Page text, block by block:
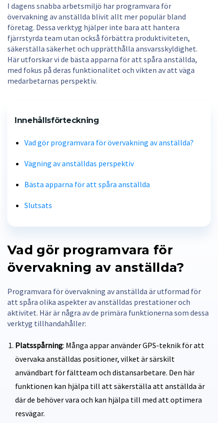
I dagens snabba arbetsmiljö har programvara för
övervakning av anställda blivit allt mer populär bland
företag. Dessa verktyg hjälper inte bara att hantera
fjärrstyrda team utan också förbättra produktiviteten,
säkerställa säkerhet och upprätthålla ansvarsskyldighet.
Här utforskar vi de bästa apparna för att spåra anställda,
med fokus på deras funktionalitet och vikten av att väga
medarbetarnas perspektiv.
Innehållsförteckning
Vad gör programvara för övervakning av anställda?
Vägning av anställdas perspektiv
Bästa apparna för att spåra anställda
Slutsats
Vad gör programvara för
övervakning av anställda?
Programvara för övervakning av anställda är utformad för
att spåra olika aspekter av anställdas prestationer och
aktivitet. Här är några av de primära funktionerna som dessa
verktyg tillhandahåller:
Platsspårning: Många appar använder GPS-teknik för att
övervaka anställdas positioner, vilket är särskilt
användbart för fältteam och distansarbetare. Den här
funktionen kan hjälpa till att säkerställa att anställda är
där de behöver vara och kan hjälpa till med att optimera
resvägar.